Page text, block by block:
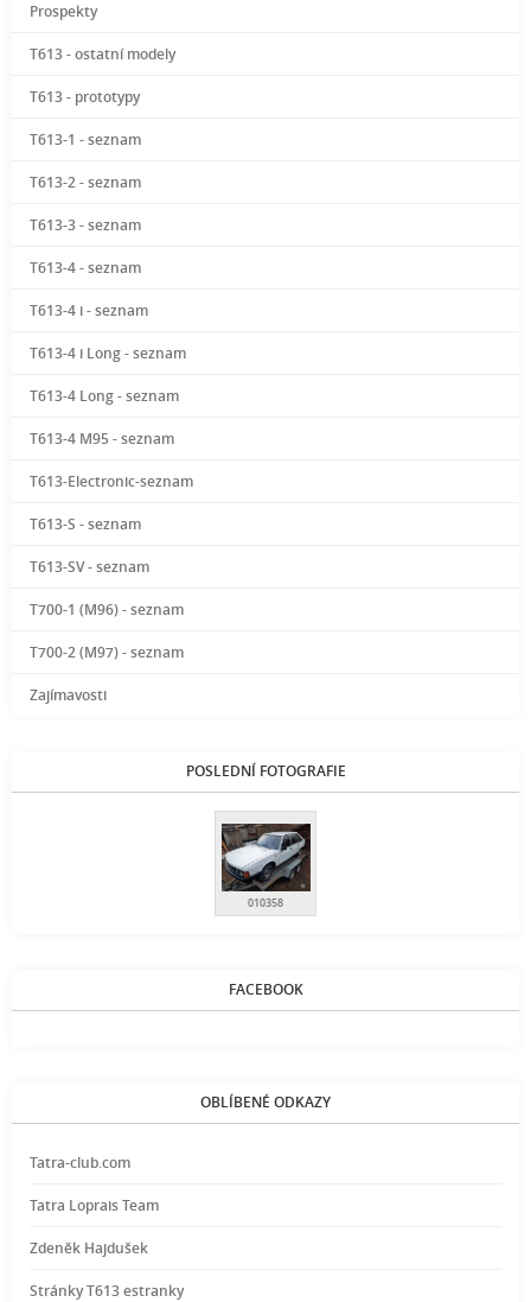
Prospekty
T613 - ostatní modely
T613 - prototypy
T613-1 - seznam
T613-2 - seznam
T613-3 - seznam
T613-4 - seznam
T613-4 i - seznam
T613-4 i Long - seznam
T613-4 Long - seznam
T613-4 M95 - seznam
T613-Electronic-seznam
T613-S - seznam
T613-SV - seznam
T700-1 (M96) - seznam
T700-2 (M97) - seznam
Zajímavosti
POSLEDNÍ FOTOGRAFIE
010358
FACEBOOK
OBLÍBENÉ ODKAZY
Tatra-club.com
Tatra Loprais Team
Zdeněk Hajdušek
Stránky T613 estranky